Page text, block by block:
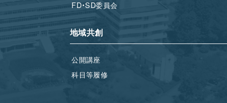
FD・SD委員会
地域共創
公開講座
科目等履修